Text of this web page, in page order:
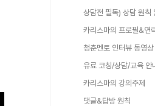
상담전 필독) 상담 원칙
카리스마의 프로필&연
청춘멘토 인터뷰 동영상
유료 코칭/상담/교육 안
카리스마의 강의주제
댓글&답방 원칙